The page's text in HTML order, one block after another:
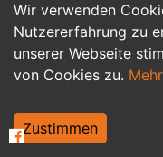
Wir verwenden
Nutzererfahrung zu
unserer Webseite
von Cookies zu.
Zustimmen
Personalwesen
Hilfskräfte,
Weiterbildung,